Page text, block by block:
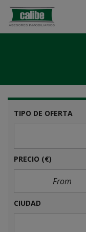
TIPO DE OFERTA
PRECIO (€)
CIUDAD